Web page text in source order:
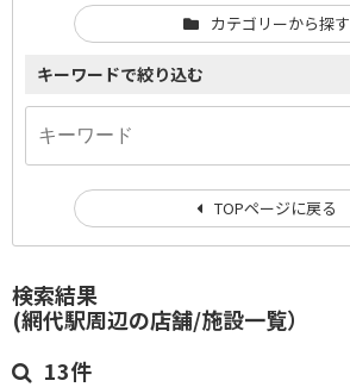
検索結果
(網代駅周辺の店舗/施設一覧）
13件
カテゴリーから探す
キーワードで絞り込む
TOPページに戻る